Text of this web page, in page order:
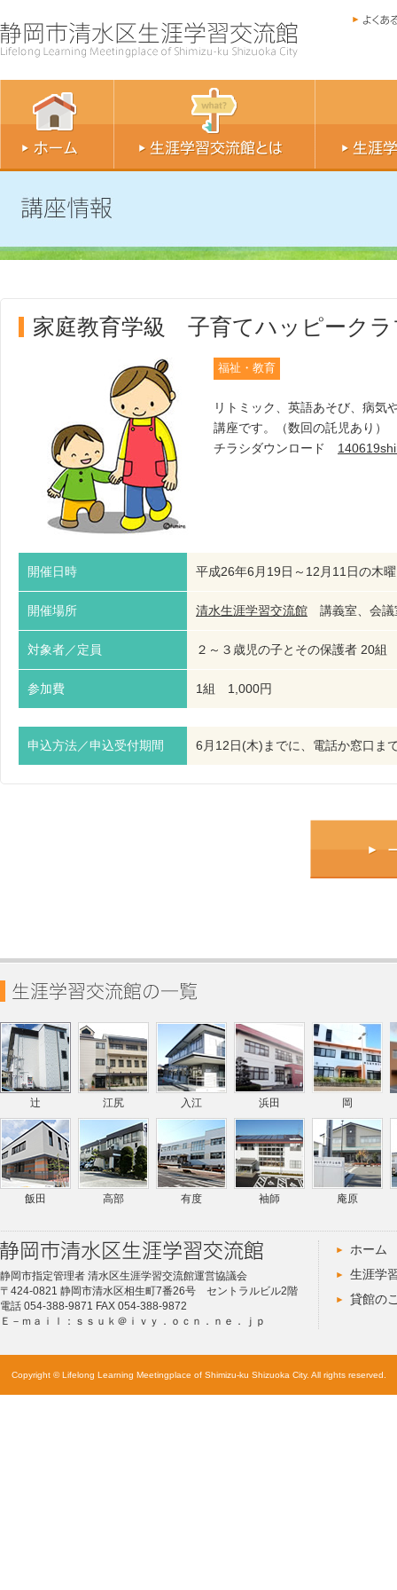
家庭教育学級 子育てハッピーク
福祉・教育
リトミック、英語あそび、病気
講座です。（数回の託児あり）
チラシダウンロード
開催日時 平成26年6月19日～12月11日の木
開催場所 清水生涯学習交流館 講義室、会
対象者／定員 ２～３歳児の子とその保護者 20組
参加費 1組 1,000円
申込方法／申込受付期間 6月12日(木)までに、電話か窓口ま
辻 江尻 入江 浜田 岡
飯田 高部 有度 袖師 庵原
静岡市指定管理者 清水区生涯学習交流館運営協議会
〒424-0821 静岡市清水区相生町7番26号 セントラルビル2階
電話 054-388-9871 FAX 054-388-9872
Ｅ－ｍａｉｌ：ｓｓｕｋ＠ｉｖｙ．ｏｃｎ．ｎｅ．ｊｐ
ホーム
生涯学
貸館の
Copyright © Lifelong Learning Meetingplace of Shimizu-ku Shizuoka City. All rights reserved.